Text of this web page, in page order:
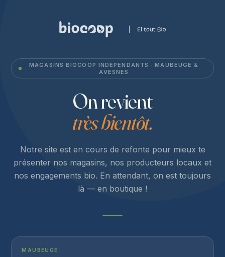
MAGASINS BIOCOOP INDÉPENDANTS · MAUBEUGE &
AVESNES
On revient
très bientôt.
Notre site est en cours de refonte pour mieux te
présenter nos magasins, nos producteurs locaux et
nos engagements bio. En attendant, on est toujours
là — en boutique !
MAUBEUGE